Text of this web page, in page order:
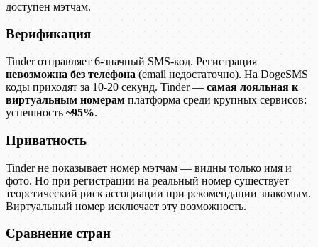
доступен мэтчам.
Верификация
Tinder отправляет 6-значный SMS-код. Регистрация
невозможна без телефона (email недостаточно). На DogeSMS
коды приходят за 10-20 секунд. Tinder — самая лояльная к
виртуальным номерам платформа среди крупных сервисов:
успешность ~95%.
Приватность
Tinder не показывает номер мэтчам — видны только имя и
фото. Но при регистрации на реальный номер существует
теоретический риск ассоциации при рекомендации знакомым.
Виртуальный номер исключает эту возможность.
Сравнение стран